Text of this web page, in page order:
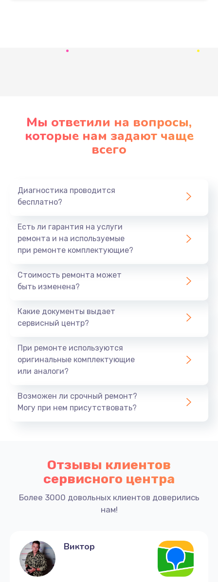
Заказать
Замена Bluetooth модуля
Заказать
Замена антенны
880 руб.
Замена микросхемы GPS
Заказать
Замена вибромотора
Заказать
Ремонт GPS модуля
880 руб.
Заказать
550 руб.
Мы ответили на вопросы,
которые нам задают чаще
всего
Диагностика проводится
бесплатно?
Есть ли гарантия на услуги
ремонта и на используемые
при ремонте комплектующие?
Стоимость ремонта может
быть изменена?
Какие документы выдает
сервисный центр?
При ремонте используются
оригинальные комплектующие
или аналоги?
Возможен ли срочный ремонт?
Могу при нем присутствовать?
Отзывы клиентов
сервисного центра
Более 3000 довольных клиентов доверились
нам!
Виктор